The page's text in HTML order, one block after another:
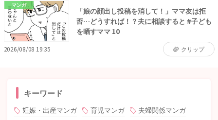
マンガ
「娘の顔出し投稿を消して！」ママ友は拒
否…どうすれば！？夫に相談すると #子ども
を晒すママ 10
2026/08/08 19:35 クリップ
キーワード
妊娠・出産マンガ 育児マンガ
夫婦関係マンガ